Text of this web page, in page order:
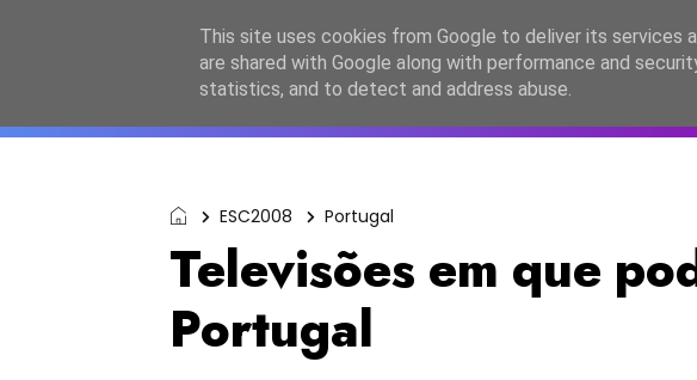
ESC2027 JESC2026 FC2026
ESC2008 Portugal
Televisões em que
Portugal
This site uses cookies from Google to deliver its services
are shared with Google along with performance and
statistics, and to detect and address abuse.